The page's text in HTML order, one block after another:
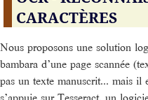
CARACTÈRES
Nous proposons une solution
bambara d’une page scannée
pas un texte manuscrit... mais il